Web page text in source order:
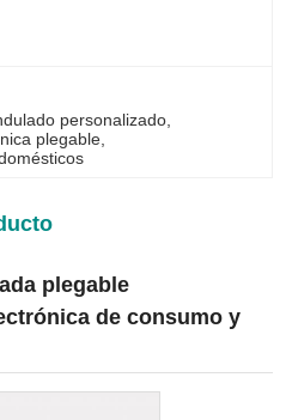
personalizado
plegable
plegable
de consumo y